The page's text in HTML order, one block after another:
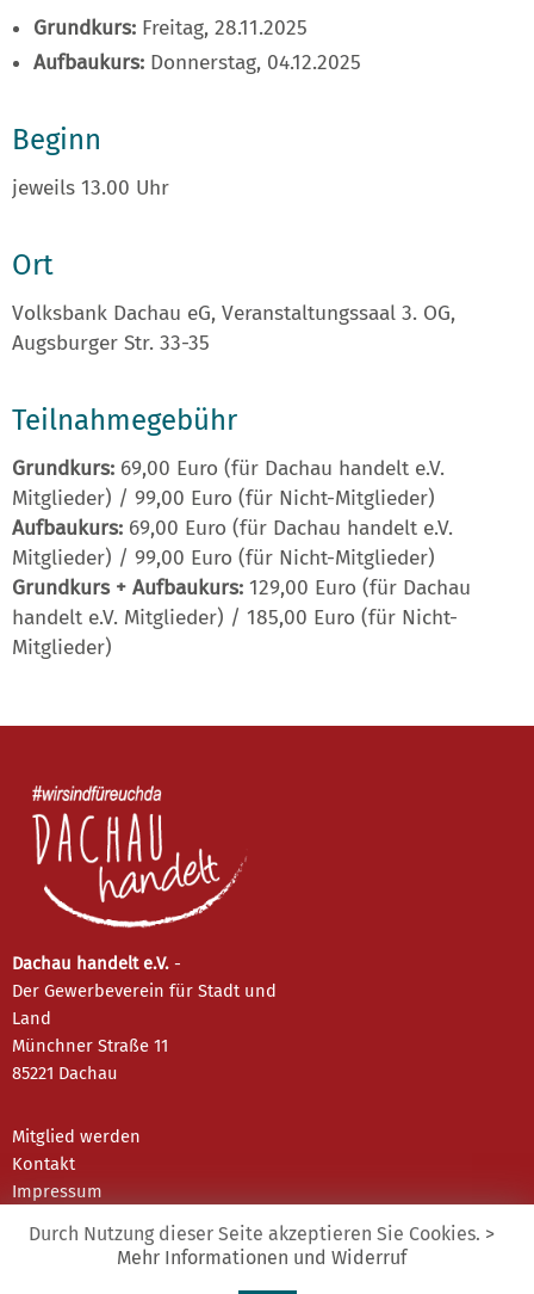
Grundkurs: Freitag, 28.11.2025
Aufbaukurs: Donnerstag, 04.12.2025
Beginn
jeweils 13.00 Uhr
Ort
Volksbank Dachau eG, Veranstaltungssaal 3. OG,
Augsburger Str. 33-35
Teilnahmegebühr
Grundkurs: 69,00 Euro (für Dachau handelt e.V.
Mitglieder) / 99,00 Euro (für Nicht-Mitglieder)
Aufbaukurs: 69,00 Euro (für Dachau handelt e.V.
Mitglieder) / 99,00 Euro (für Nicht-Mitglieder)
Grundkurs + Aufbaukurs: 129,00 Euro (für Dachau
handelt e.V. Mitglieder) / 185,00 Euro (für Nicht-
Mitglieder)
Dachau handelt e.V. -
Der Gewerbeverein für Stadt und
Land
Münchner Straße 11
85221 Dachau
Mitglied werden
Kontakt
Impressum
Durch Nutzung dieser Seite akzeptieren Sie Cookies. >
Mehr Informationen und Widerruf